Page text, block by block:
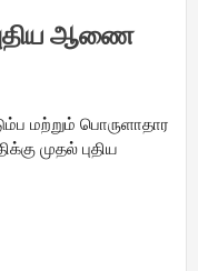
ஆணை
மற்றும் பொருளாதார
முதல் புதிய